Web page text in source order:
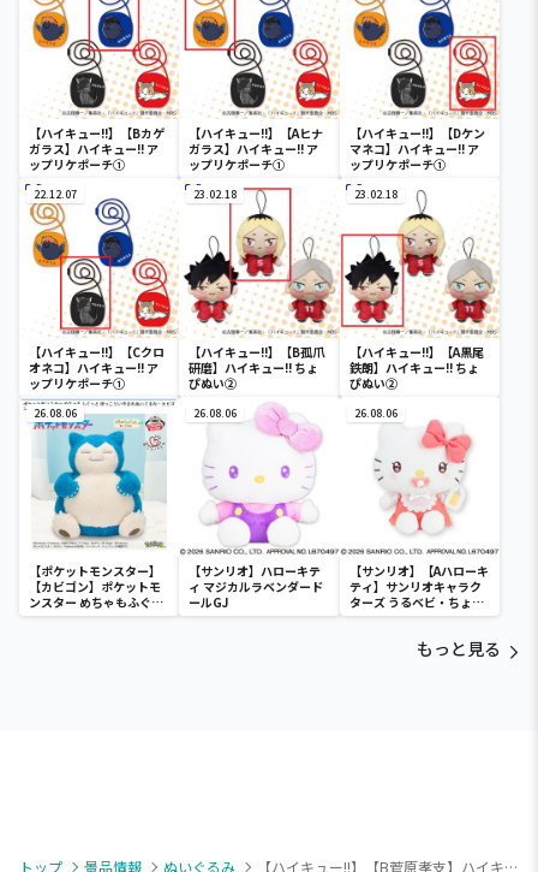
【ハイキュー!!】【Bカゲ
ガラス】ハイキュー!! ア
ップリケポーチ①
【ハイキュー!!】【Aヒナ
ガラス】ハイキュー!! ア
ップリケポーチ①
【ハイキュー!!】【Dケン
マネコ】ハイキュー!! ア
ップリケポーチ①
22.12.07
【ハイキュー!!】【Cクロ
オネコ】ハイキュー!! ア
ップリケポーチ①
23.02.18
【ハイキュー!!】【B孤爪
研磨】ハイキュー!! ちょ
ぴぬい②
23.02.18
【ハイキュー!!】【A黒尾
鉄朗】ハイキュー!! ちょ
ぴぬい②
26.08.06
【ポケットモンスター】
【カビゴン】ポケットモ
ンスター めちゃもふぐっ
と ほっこりいやされぬい
26.08.06
【サンリオ】ハローキテ
ィ マジカルラベンダード
ールGJ
26.08.06
【サンリオ】【Aハローキ
ティ】サンリオキャラク
ターズ うるベビ・ちょい
デカドール
もっと見る
トップ 景品情報 ぬいぐるみ
【ハイキュー!!】【B菅原孝支】ハイキュー!! もちぴこぬいぐるみ⑤